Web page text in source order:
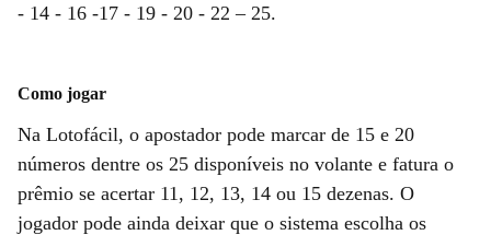
- 14 - 16 -17 - 19 - 20 - 22 – 25.
Como jogar
Na Lotofácil, o apostador pode marcar de 15 e 20
números dentre os 25 disponíveis no volante e fatura o
prêmio se acertar 11, 12, 13, 14 ou 15 dezenas. O
jogador pode ainda deixar que o sistema escolha os